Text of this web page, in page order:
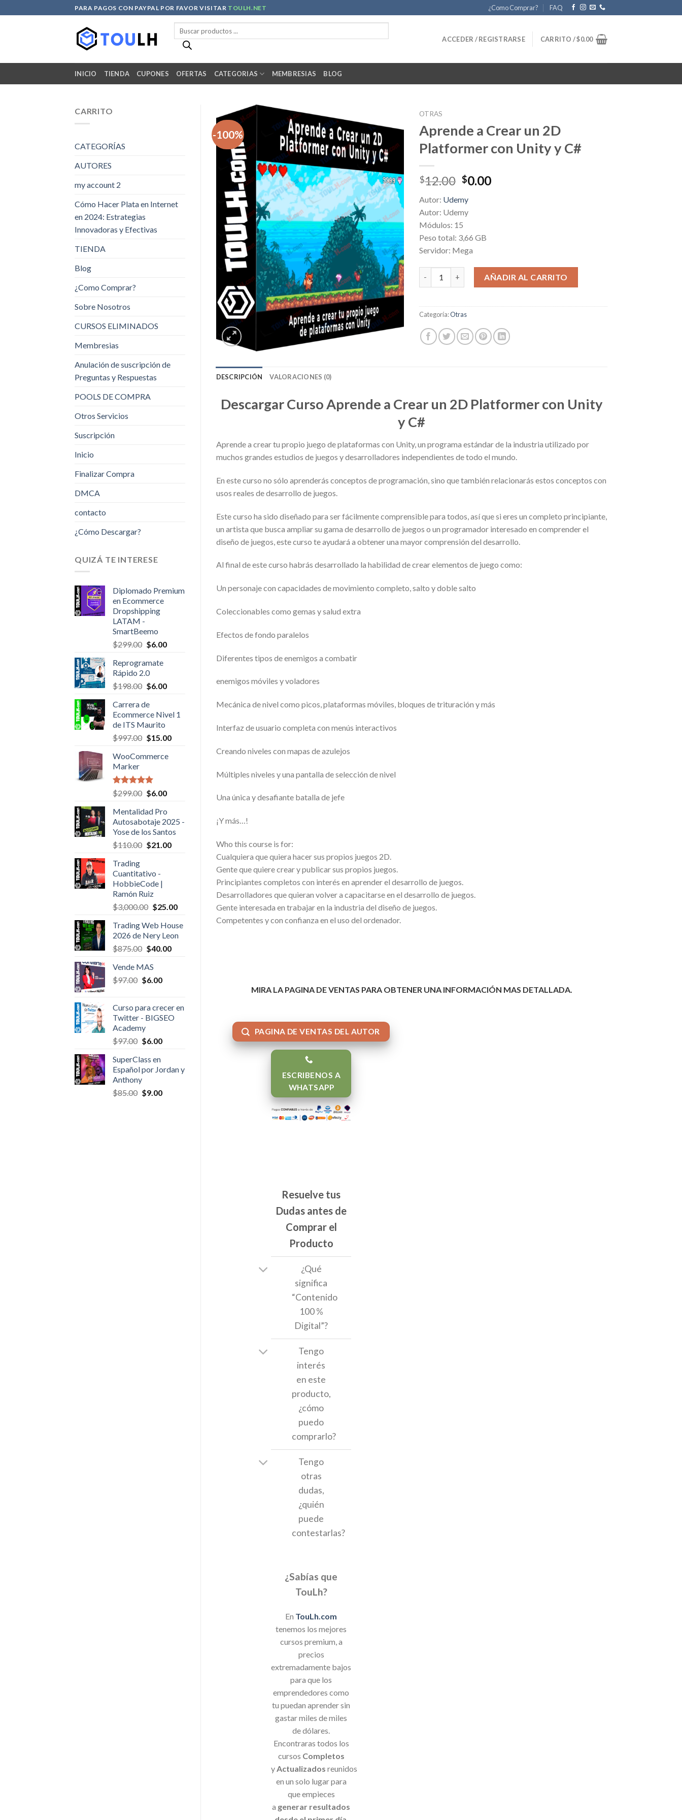
to
PARA PAGOS CON PAYPAL POR FAVOR VISITAR TOULH.NET ¿Como Comprar? FAQ
productos
ACCEDER / REGISTRARSE CARRITO /$0.00
INICIO TIENDA CUPONES OFERTAS CATEGORIAS MEMBRESIAS BLOG
CARRITO
CATEGORÍAS
AUTORES
my account 2
Cómo Hacer Plata en Internet
en 2024: Estrategias
Innovadoras y Efectivas
TIENDA
Blog
¿Como Comprar?
Sobre Nosotros
CURSOS ELIMINADOS
Membresias
Anulación de suscripción de
Preguntas y Respuestas
POOLS DE COMPRA
Otros Servicios
Suscripción
Inicio
Finalizar Compra
DMCA
contacto
¿Cómo Descargar?
QUIZÁ TE INTERESE
Diplomado Premium
en Ecommerce
Dropshipping
LATAM -
SmartBeemo
$299.00 Original
was:
$299.00.
$6.00Current
Reprogramate
Rápido 2.0
$198.00 Original
was:
$198.00.
$6.00Current
$6.00.
Carrera de
Ecommerce Nivel 1
de ITS Maurito
$997.00 Original
was:
$15.00Current
WooCommerce
Marker
Valorado en
5.00
$299.00 Original
was:
$299.00.
$6.00Current
is:
$6.00.
Mentalidad Pro
Autosabotaje 2025 -
Yose de los Santos
$110.00 Original
$110.00.
$21.00Current
Trading
Cuantitativo -
HobbieCode |
Ramón Ruiz
$3,000.00 Original
was:
$3,000.00.
$25.00Current
is:
$25.00.
Trading Web House
2026 de Nery Leon
$875.00 Original
was:
$875.00.
$40.00Current
Vende MAS
$97.00 Original
$97.00.
$6.00Current
$6.00.
Curso para crecer en
Twitter - BIGSEO
Academy
$97.00 Original
was:
$97.00.
$6.00Current
$6.00.
SuperClass en
Español por Jordan y
Anthony
$85.00 Original
$9.00Current
-100%
OTRAS
Aprende a Crear un 2D
Platformer con Unity y C#
$12.00 Original
was:
$12.00.
$0.00Current
Autor: Udemy
Autor: Udemy
Módulos: 15
Peso total: 3,66 GB
Servidor: Mega
Aprende a Crear un 2D Platformer con Unity y C# cantidad
AÑADIR AL CARRITO
Categoría:Otras
DESCRIPCIÓN VALORACIONES (0)
Descargar Curso Aprende a Crear un 2D Platformer con Unity
y C#
Aprende a crear tu propio juego de plataformas con Unity, un programa estándar de la industria utilizado por
muchos grandes estudios de juegos y desarrolladores independientes de todo el mundo.
En este curso no sólo aprenderás conceptos de programación, sino que también relacionarás estos conceptos con
usos reales de desarrollo de juegos.
Este curso ha sido diseñado para ser fácilmente comprensible para todos, así que si eres un completo principiante,
un artista que busca ampliar su gama de desarrollo de juegos o un programador interesado en comprender el
diseño de juegos, este curso te ayudará a obtener una mayor comprensión del desarrollo.
Al final de este curso habrás desarrollado la habilidad de crear elementos de juego como:
Un personaje con capacidades de movimiento completo, salto y doble salto
Coleccionables como gemas y salud extra
Efectos de fondo paralelos
Diferentes tipos de enemigos a combatir
enemigos móviles y voladores
Mecánica de nivel como picos, plataformas móviles, bloques de trituración y más
Interfaz de usuario completa con menús interactivos
Creando niveles con mapas de azulejos
Múltiples niveles y una pantalla de selección de nivel
Una única y desafiante batalla de jefe
¡Y más…!
Who this course is for:
Cualquiera que quiera hacer sus propios juegos 2D.
Gente que quiere crear y publicar sus propios juegos.
Principiantes completos con interés en aprender el desarrollo de juegos.
Desarrolladores que quieran volver a capacitarse en el desarrollo de juegos.
Gente interesada en trabajar en la industria del diseño de juegos.
Competentes y con confianza en el uso del ordenador.
MIRA LA PAGINA DE VENTAS PARA OBTENER UNA INFORMACIÓN MAS DETALLADA.
PAGINA DE VENTAS DEL AUTOR
ESCRIBENOS A
WHATSAPP
Resuelve tus
Dudas antes de
Comprar el
Producto
¿Qué
significa
“Contenido
100 %
Digital”?
Tengo
interés
en este
producto,
¿cómo
puedo
comprarlo?
Tengo
otras
dudas,
¿quién
puede
contestarlas?
¿Sabías que
TouLh?
En TouLh.com
tenemos los mejores
cursos premium, a
precios
extremadamente bajos
para que los
emprendedores como
tu puedan aprender sin
gastar miles de miles
de dólares.
Encontraras todos los
cursos Completos
yActualizados reunidos
en un solo lugar para
que empieces
a generar resultados